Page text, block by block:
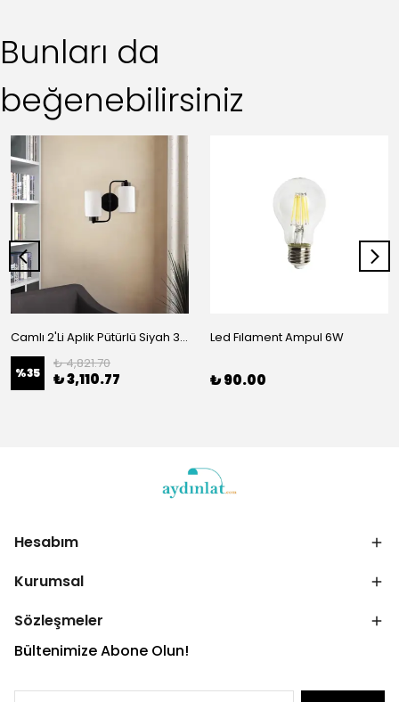
Bunları da
beğenebilirsiniz
Camlı 2'Li Aplik Pütürlü Siyah 345
%35
₺ 4,821.70
₺ 3,110.77
Led Fılament Ampul 6W
₺ 90.00
Hesabım
Kurumsal
Sözleşmeler
Bültenimize Abone Olun!